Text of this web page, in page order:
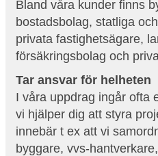
Bland våra kunder finns
bostadsbolag, statliga
privata fastighetsägare,
försäkringsbolag och
Tar ansvar för helheten
I våra uppdrag ingår ofta
vi hjälper dig att styra
innebär t ex att vi
byggare, vvs-